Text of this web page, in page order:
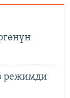
режимди